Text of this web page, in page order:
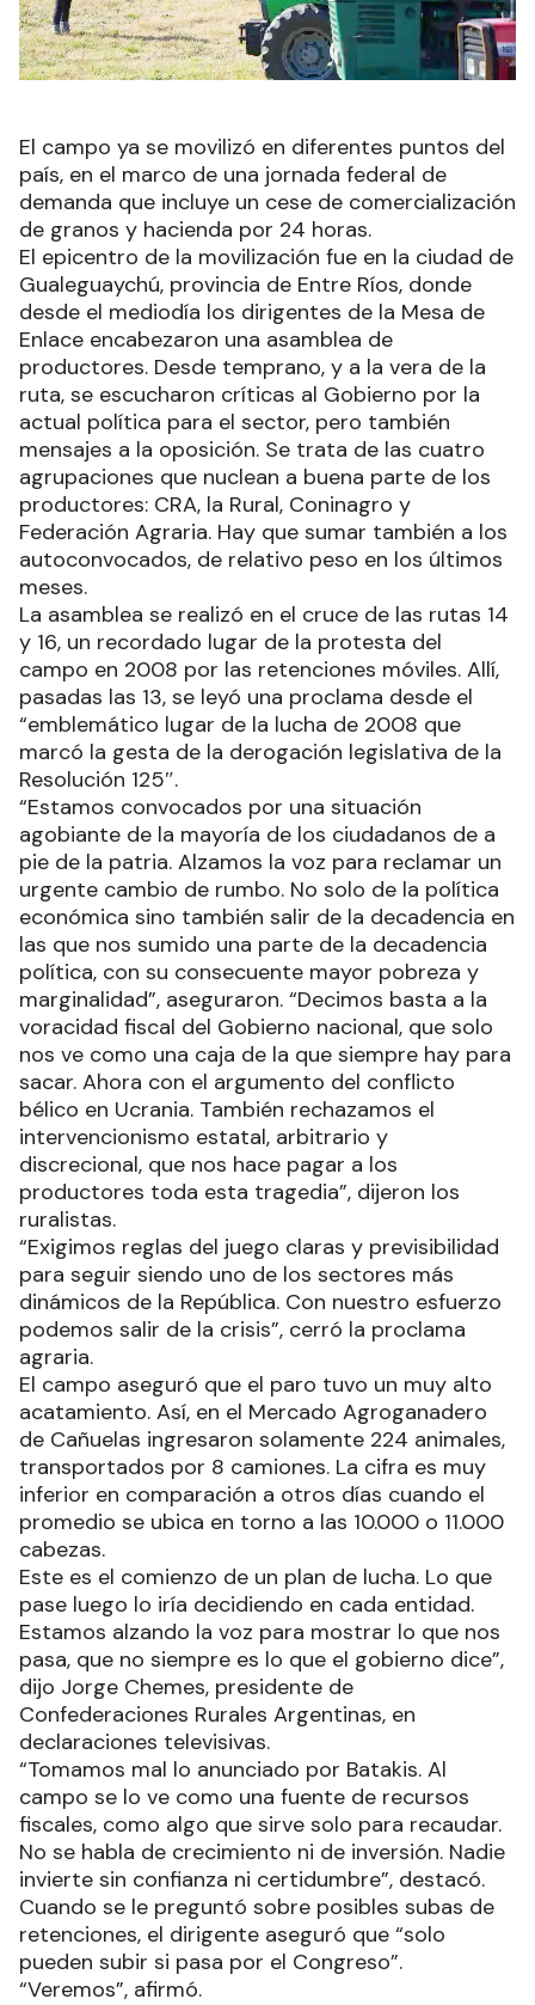
El campo ya se movilizó en diferentes puntos del
país, en el marco de una jornada federal de
demanda que incluye un cese de comercialización
de granos y hacienda por 24 horas.
El epicentro de la movilización fue en la ciudad de
Gualeguaychú, provincia de Entre Ríos, donde
desde el mediodía los dirigentes de la Mesa de
Enlace encabezaron una asamblea de
productores. Desde temprano, y a la vera de la
ruta, se escucharon críticas al Gobierno por la
actual política para el sector, pero también
mensajes a la oposición. Se trata de las cuatro
agrupaciones que nuclean a buena parte de los
productores: CRA, la Rural, Coninagro y
Federación Agraria. Hay que sumar también a los
autoconvocados, de relativo peso en los últimos
meses.
La asamblea se realizó en el cruce de las rutas 14
y 16, un recordado lugar de la protesta del
campo en 2008 por las retenciones móviles. Allí,
pasadas las 13, se leyó una proclama desde el
“emblemático lugar de la lucha de 2008 que
marcó la gesta de la derogación legislativa de la
Resolución 125″.
“Estamos convocados por una situación
agobiante de la mayoría de los ciudadanos de a
pie de la patria. Alzamos la voz para reclamar un
urgente cambio de rumbo. No solo de la política
económica sino también salir de la decadencia en
las que nos sumido una parte de la decadencia
política, con su consecuente mayor pobreza y
marginalidad”, aseguraron. “Decimos basta a la
voracidad fiscal del Gobierno nacional, que solo
nos ve como una caja de la que siempre hay para
sacar. Ahora con el argumento del conflicto
bélico en Ucrania. También rechazamos el
intervencionismo estatal, arbitrario y
discrecional, que nos hace pagar a los
productores toda esta tragedia”, dijeron los
ruralistas.
“Exigimos reglas del juego claras y previsibilidad
para seguir siendo uno de los sectores más
dinámicos de la República. Con nuestro esfuerzo
podemos salir de la crisis”, cerró la proclama
agraria.
El campo aseguró que el paro tuvo un muy alto
acatamiento. Así, en el Mercado Agroganadero
de Cañuelas ingresaron solamente 224 animales,
transportados por 8 camiones. La cifra es muy
inferior en comparación a otros días cuando el
promedio se ubica en torno a las 10.000 o 11.000
cabezas.
Este es el comienzo de un plan de lucha. Lo que
pase luego lo iría decidiendo en cada entidad.
Estamos alzando la voz para mostrar lo que nos
pasa, que no siempre es lo que el gobierno dice”,
dijo Jorge Chemes, presidente de
Confederaciones Rurales Argentinas, en
declaraciones televisivas.
“Tomamos mal lo anunciado por Batakis. Al
campo se lo ve como una fuente de recursos
fiscales, como algo que sirve solo para recaudar.
No se habla de crecimiento ni de inversión. Nadie
invierte sin confianza ni certidumbre”, destacó.
Cuando se le preguntó sobre posibles subas de
retenciones, el dirigente aseguró que “solo
pueden subir si pasa por el Congreso”.
“Veremos”, afirmó.